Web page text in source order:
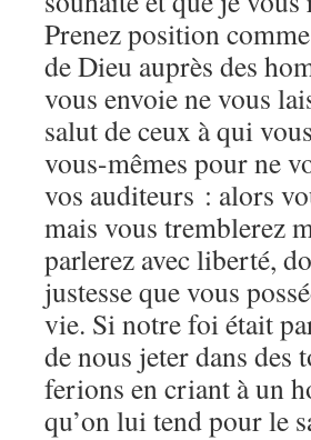
Prenez position
de Dieu auprès des
vous envoie ne vous
salut de ceux à qui
vous-mêmes pour ne
vos auditeurs : alors
mais vous tremblerez
parlerez avec liberté,
justesse que vous
vie. Si notre foi était
de nous jeter dans des
ferions en criant à un
qu’on lui tend pour le